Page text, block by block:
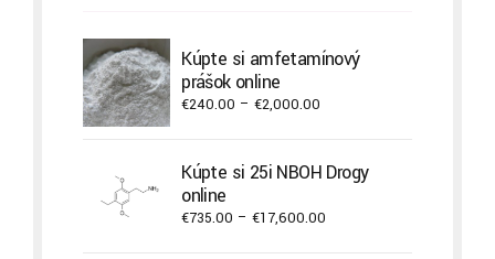
Kúpte si amfetamínový
prášok online
€240.00 – €2,000.00
through
Kúpte si 25i NBOH Drogy
online
€735.00 – €17,600.00